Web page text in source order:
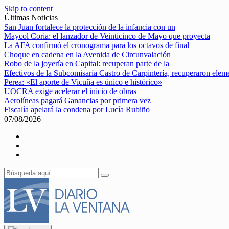
Skip to content
Últimas Noticias
San Juan fortalece la protección de la infancia con un
Maycol Coria: el lanzador de Veinticinco de Mayo que proyecta
La AFA confirmó el cronograma para los octavos de final
Choque en cadena en la Avenida de Circunvalación
Robo de la joyería en Capital: recuperan parte de la
Efectivos de la Subcomisaría Castro de Carpintería, recuperaron
Perea: «El aporte de Vicuña es único e histórico»
UOCRA exige acelerar el inicio de obras
Aerolíneas pagará Ganancias por primera vez
Fiscalía apelará la condena por Lucía Rubiño
07/08/2026